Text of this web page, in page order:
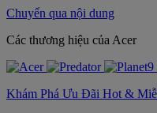
Chuyển qua nội dung
‌Các thương hiệu của Acer
Khám Phá Ưu Đãi Hot &